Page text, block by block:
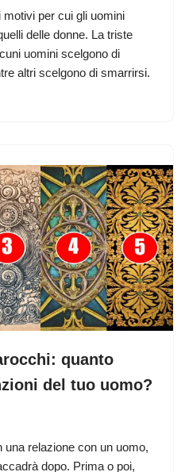
per cui gli uomini
delle donne. La triste
uomini scelgono di
altri scelgono di smarrirsi.
quanto
del tuo uomo?
una relazione con un uomo,
dopo. Prima o poi,